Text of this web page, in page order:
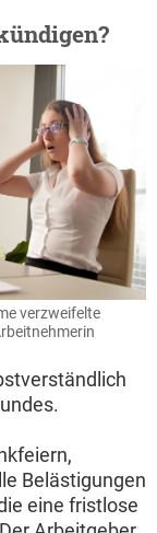
verzweifelte
Belästigungen
eine fristlose